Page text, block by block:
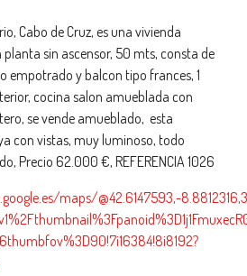
Cabo de Cruz, es una vivienda
sin ascensor, 50 mts, consta de
empotrado y balcon tipo frances, 1
cocina salon amueblada con
se vende amueblado, esta
con vistas, muy luminoso, todo
Precio 62.000 €, REFERENCIA 1026
maps/@42.6147593,-